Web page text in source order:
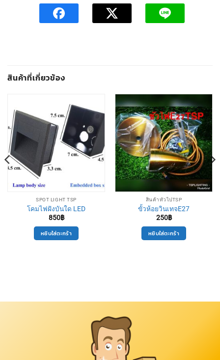
สินค้าที่เกี่ยวข้อง
SPOT LIGHT TSP
โคมไฟฝังบันใด LED
850฿
หยิบใส่ตะกร้า
สินค้าทั่วไปTSP
ขั้วห้อยวินเทจE27
250฿
หยิบใส่ตะกร้า